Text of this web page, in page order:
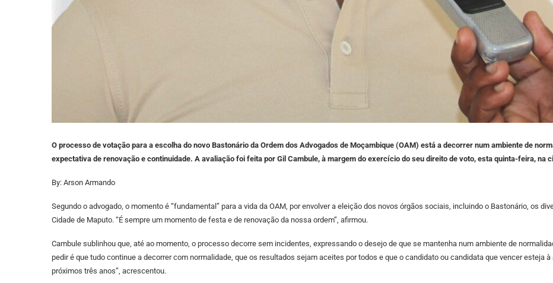
O processo de votação para a escolha do novo Bastonário da Ordem dos Advogados de Moçambique (OAM) está a decorrer num ambiente de
expectativa de renovação e continuidade. A avaliação foi feita por Gil Cambule, à margem do exercício do seu direito de voto, esta quinta-feira, na
By: Arson Armando
Segundo o advogado, o momento é “fundamental” para a vida da OAM, por envolver a eleição dos novos órgãos sociais, incluindo o Bastonário, os
Cidade de Maputo. “É sempre um momento de festa e de renovação da nossa ordem”, afirmou.
Cambule sublinhou que, até ao momento, o processo decorre sem incidentes, expressando o desejo de que se mantenha num ambiente de
pedir é que tudo continue a decorrer com normalidade, que os resultados sejam aceites por todos e que o candidato ou candidata que vencer esteja
próximos três anos”, acrescentou.